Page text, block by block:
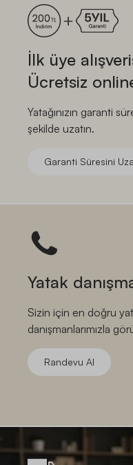
İlk üye
Ücretsiz
Yatağınızın garanti
şekilde uzatın.
Garanti Süresini
Yatak
Sizin için en doğru
danışmanlarımızla
Randevu Al